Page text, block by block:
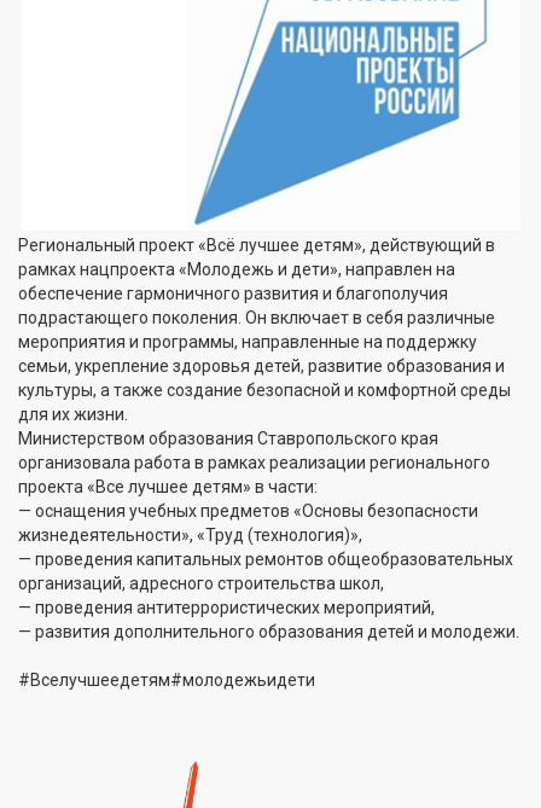
Региональный проект «Всё лучшее детям», действующий в
рамках нацпроекта «Молодежь и дети», направлен на
обеспечение гармоничного развития и благополучия
подрастающего поколения. Он включает в себя различные
мероприятия и программы, направленные на поддержку
семьи, укрепление здоровья детей, развитие образования и
культуры, а также создание безопасной и комфортной среды
для их жизни.
Министерством образования Ставропольского края
организовала работа в рамках реализации регионального
проекта «Все лучшее детям» в части:
— оснащения учебных предметов «Основы безопасности
жизнедеятельности», «Труд (технология)»,
— проведения капитальных ремонтов общеобразовательных
организаций, адресного строительства школ,
— проведения антитеррористических мероприятий,
— развития дополнительного образования детей и молодежи.
#Вселучшеедетям#молодежьидети